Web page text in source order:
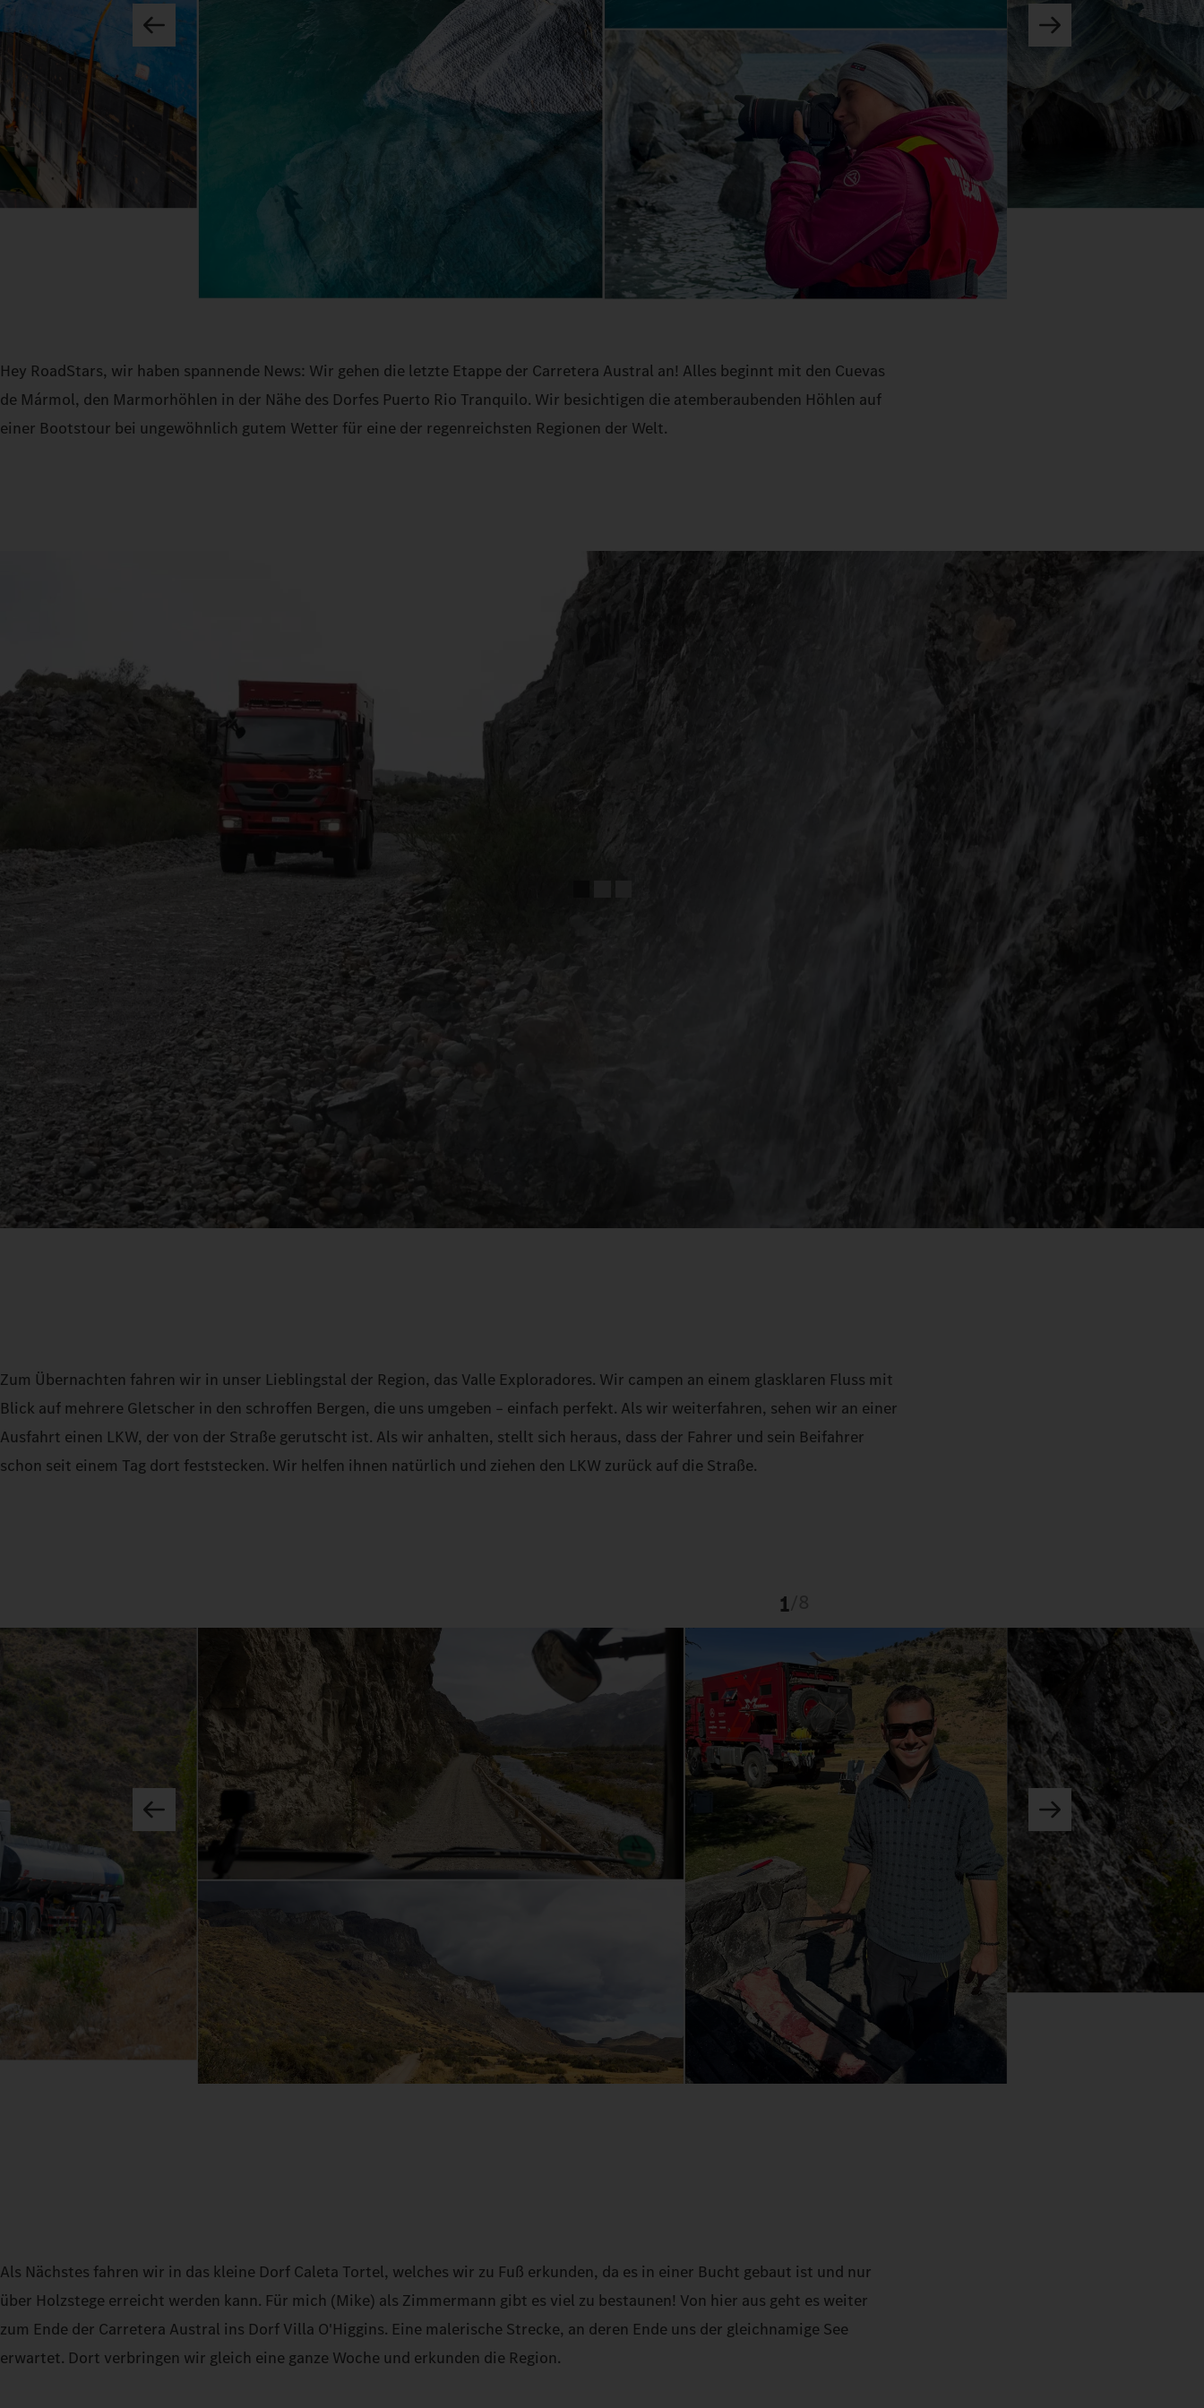
Hey RoadStars, wir haben spannende News: Wir gehen die letzte Etappe der Carretera Austral an! Alles beginnt mit den Cuevas
de Mármol, den Marmorhöhlen in der Nähe des Dorfes Puerto Rio Tranquilo. Wir besichtigen die atemberaubenden Höhlen auf
einer Bootstour bei ungewöhnlich gutem Wetter für eine der regenreichsten Regionen der Welt.
Zum Übernachten fahren wir in unser Lieblingstal der Region, das Valle Exploradores. Wir campen an einem glasklaren Fluss mit
Blick auf mehrere Gletscher in den schroffen Bergen, die uns umgeben – einfach perfekt. Als wir weiterfahren, sehen wir an einer
Ausfahrt einen LKW, der von der Straße gerutscht ist. Als wir anhalten, stellt sich heraus, dass der Fahrer und sein Beifahrer
schon seit einem Tag dort feststecken. Wir helfen ihnen natürlich und ziehen den LKW zurück auf die Straße.
1
Als Nächstes fahren wir in das kleine Dorf Caleta Tortel, welches wir zu Fuß erkunden, da es in einer Bucht gebaut ist und nur
über Holzstege erreicht werden kann. Für mich (Mike) als Zimmermann gibt es viel zu bestaunen! Von hier aus geht es weiter
zum Ende der Carretera Austral ins Dorf Villa O'Higgins. Eine malerische Strecke, an deren Ende uns der gleichnamige See
erwartet. Dort verbringen wir gleich eine ganze Woche und erkunden die Region.